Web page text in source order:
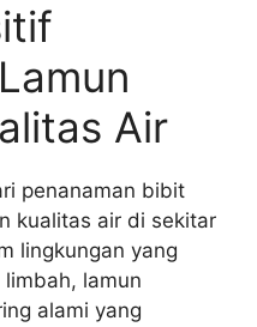
Air
penanaman bibit
kualitas air di sekitar
lingkungan yang
lamun
alami yang